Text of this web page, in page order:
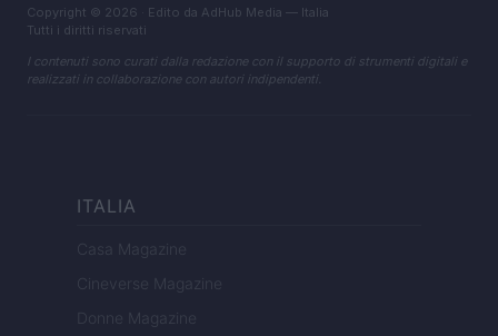
Copyright © 2026 · Edito da AdHub Media — Italia
Tutti i diritti riservati
I contenuti sono curati dalla redazione con il supporto di strumenti digitali e
realizzati in collaborazione con autori indipendenti.
ITALIA
Casa Magazine
Cineverse Magazine
Donne Magazine